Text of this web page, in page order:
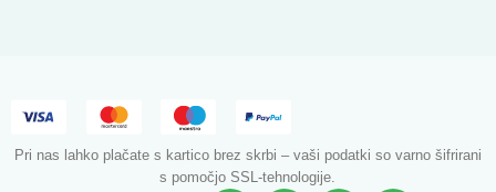
Pri nas lahko plačate s kartico brez skrbi – vaši podatki so varno šifrirani
s pomočjo SSL-tehnologije.